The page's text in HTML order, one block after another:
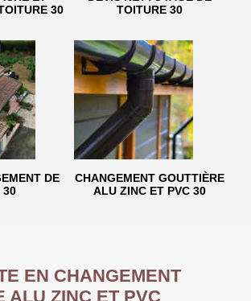
30
TOITURE 30
DE
30
CHANGEMENT GOUTTIÈRE
ALU ZINC ET PVC 30
EN CHANGEMENT
ALU ZINC ET PVC